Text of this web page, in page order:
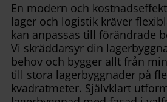
En modern och
lager och logistik kräver
kan anpassas till förändrade
Vi skräddarsyr din
behov och bygger allt från
till stora lagerbyggnader på
kvadratmeter. Självklart